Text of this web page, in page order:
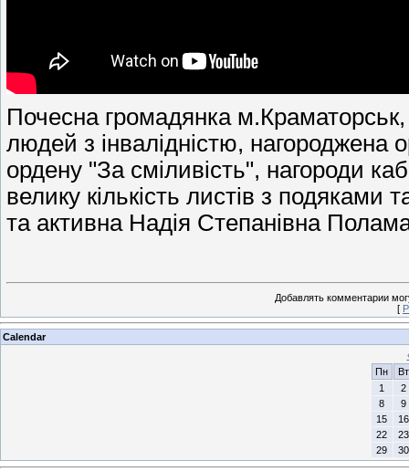
Почесна громадянка м.Краматорськ,
людей з інвалідністю, нагороджена
ордену "За сміливість", нагороди
велику кількість листів з подяками
та активна Надія Степанівна
Добавлять комментарии
[
Calendar
Пн
Вт
1
2
8
9
15
16
22
23
29
30